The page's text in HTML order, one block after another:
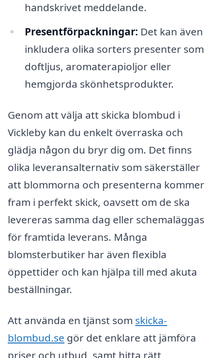
handskrivet meddelande.
Presentförpackningar: Det kan även
inkludera olika sorters presenter som
doftljus, aromaterapioljor eller
hemgjorda skönhetsprodukter.
Genom att välja att skicka blombud i
Vickleby kan du enkelt överraska och
glädja någon du bryr dig om. Det finns
olika leveransalternativ som säkerställer
att blommorna och presenterna kommer
fram i perfekt skick, oavsett om de ska
levereras samma dag eller schemaläggas
för framtida leverans. Många
blomsterbutiker har även flexibla
öppettider och kan hjälpa till med akuta
beställningar.
Att använda en tjänst som skicka-
blombud.se gör det enklare att jämföra
priser och utbud, samt hitta rätt